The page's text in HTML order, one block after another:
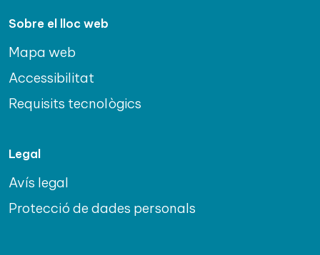
Sobre el lloc web
Mapa web
Accessibilitat
Requisits tecnològics
Legal
Avís legal
Protecció de dades personals